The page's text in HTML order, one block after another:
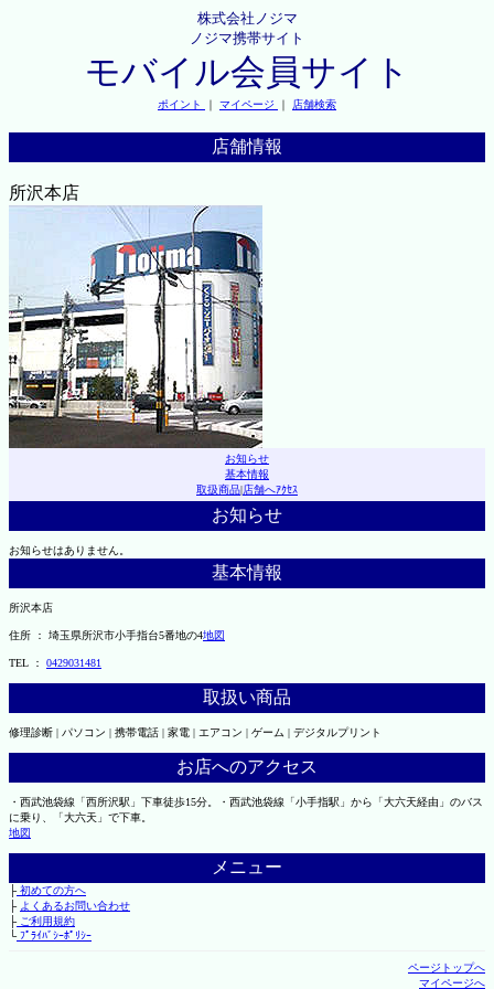
株式会社ノジマ
ノジマ携帯サイト
モバイル会員サイト
ポイント ｜ マイページ ｜ 店舗検索
店舗情報
所沢本店
お知らせ
基本情報
取扱商品|店舗へｱｸｾｽ
お知らせ
お知らせはありません。
基本情報
所沢本店
住所 ： 埼玉県所沢市小手指台5番地の4地図
TEL ： 0429031481
取扱い商品
修理診断 | パソコン | 携帯電話 | 家電 | エアコン | ゲーム | デジタルプリント
お店へのアクセス
・西武池袋線「西所沢駅」下車徒歩15分。・西武池袋線「小手指駅」から「大六天経由」のバス
に乗り、「大六天」で下車。
地図
メニュー
├初めての方へ
├ よくあるお問い合わせ
├ご利用規約
└ﾌﾟﾗｲﾊﾞｼｰﾎﾟﾘｼｰ
ページトップへ
マイページへ